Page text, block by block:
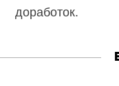
доработок.